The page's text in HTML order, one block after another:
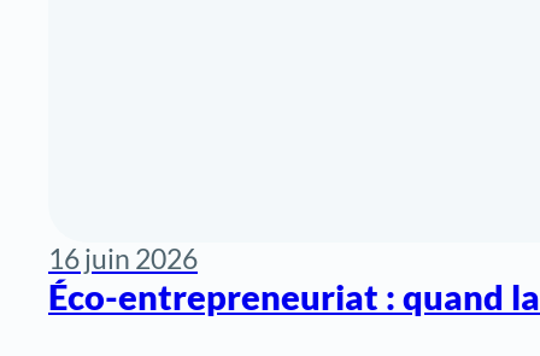
16 juin 2026
Éco-entrepreneuriat : quand